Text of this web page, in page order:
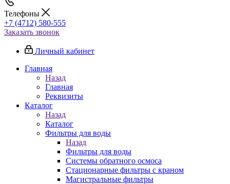
Телефоны
+7 (4712) 580-555
Заказать звонок
Личный кабинет
Главная
Назад
Главная
Реквизиты
Каталог
Назад
Каталог
Фильтры для воды
Назад
Фильтры для воды
Системы обратного осмоса
Стационарные фильтры с краном
Магистральные фильтры